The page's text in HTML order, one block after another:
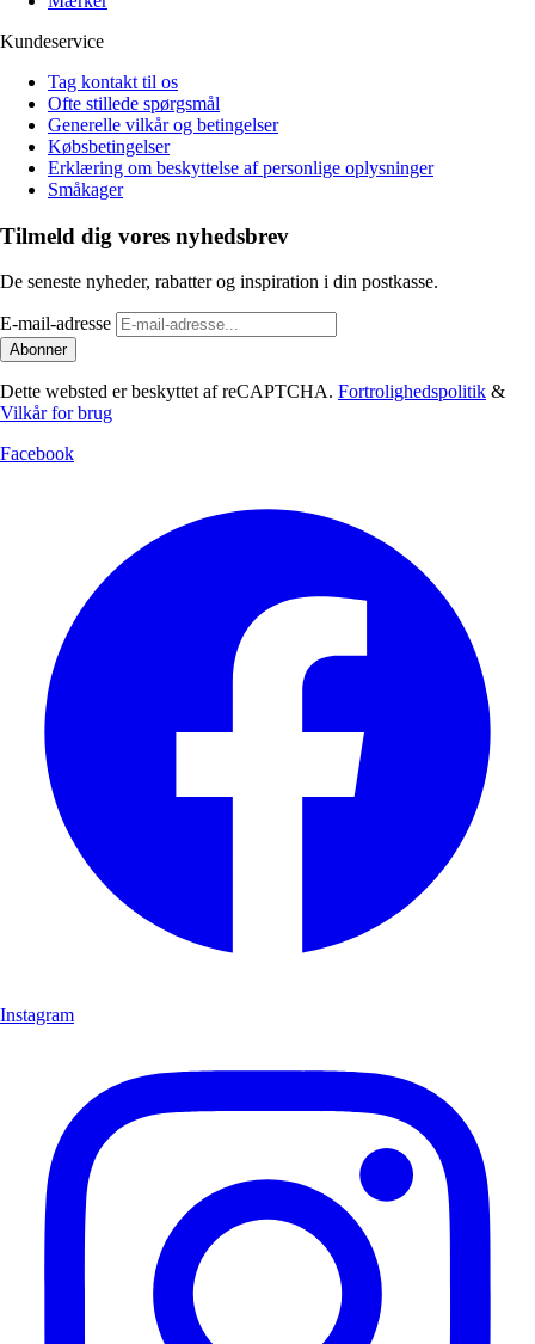
Kundeservice
Tag kontakt til os
Ofte stillede spørgsmål
Generelle vilkår og betingelser
Købsbetingelser
Erklæring om beskyttelse af personlige oplysninger
Småkager
Tilmeld dig vores nyhedsbrev
De seneste nyheder, rabatter og inspiration i din postkasse.
E-mail-adresse
Abonner
Dette websted er beskyttet af reCAPTCHA. Fortrolighedspolitik &
Vilkår for brug
Facebook
Instagram